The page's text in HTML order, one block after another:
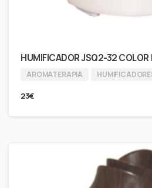
HUMIFICADOR JSQ2-32 COLOR
AROMATERAPIA
23€